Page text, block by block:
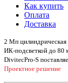
Как купить
Оплата
Доставка
2 Мп цилиндрическая
ИК-подсветкой до 80
DivitecPro-S
Проектное решение